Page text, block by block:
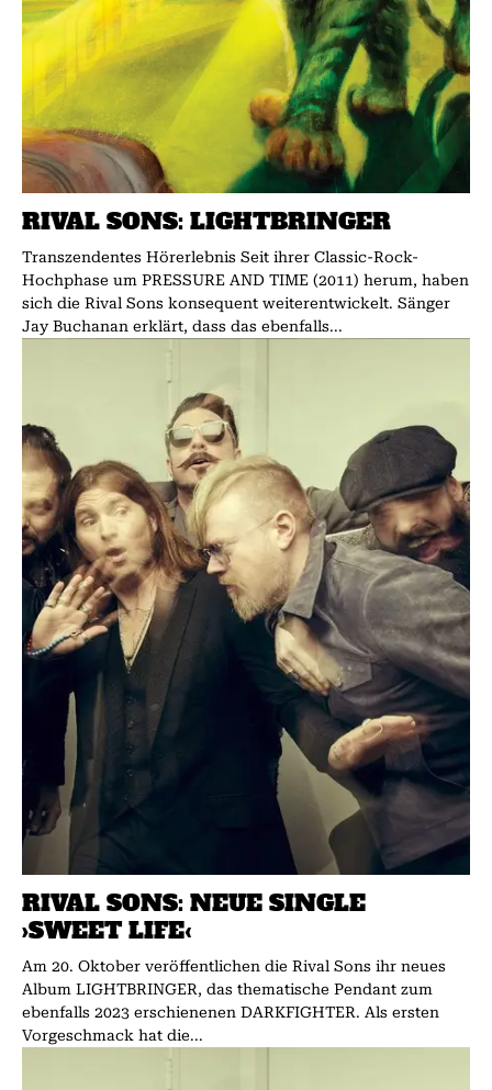
RIVAL SONS: LIGHTBRINGER
Transzendentes Hörerlebnis Seit ihrer Classic-Rock-
Hochphase um PRESSURE AND TIME (2011) herum, haben
sich die Rival Sons konsequent weiterentwickelt. Sänger
Jay Buchanan erklärt, dass das ebenfalls...
RIVAL SONS: NEUE SINGLE
›SWEET LIFE‹
Am 20. Oktober veröffentlichen die Rival Sons ihr neues
Album LIGHTBRINGER, das thematische Pendant zum
ebenfalls 2023 erschienenen DARKFIGHTER. Als ersten
Vorgeschmack hat die...